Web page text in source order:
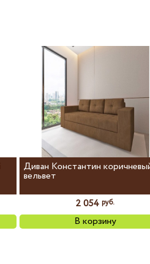
Диван Константин
вельвет
2 054 руб.
В корзину